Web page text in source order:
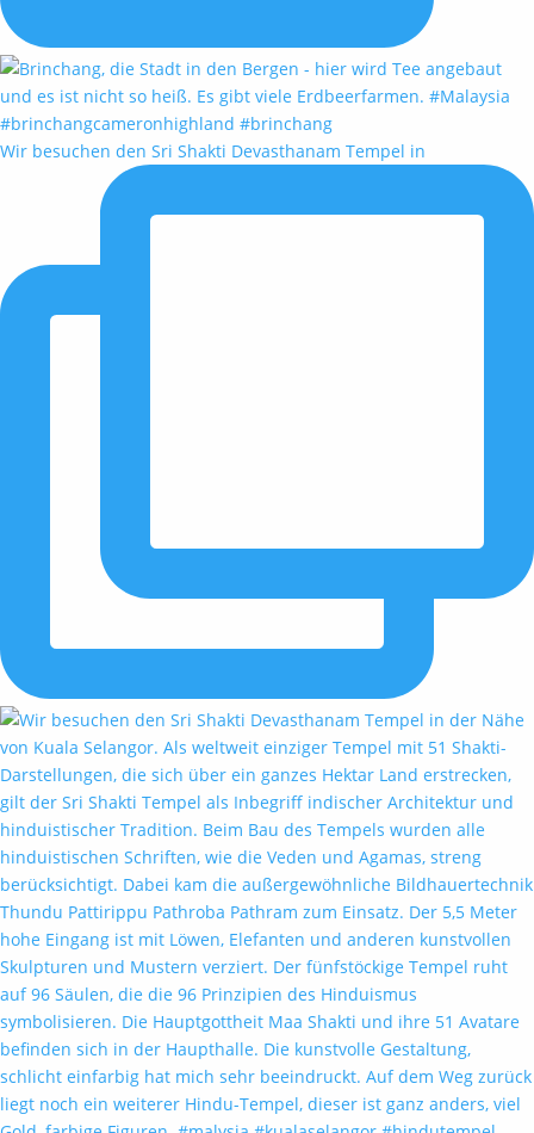
Wir besuchen den Sri Shakti Devasthanam Tempel in